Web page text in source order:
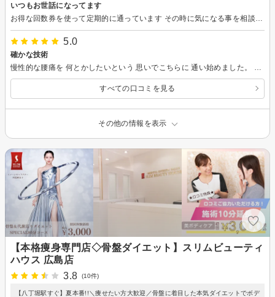
いつもお世話になってます
5.0
確かな技術
すべての口コミを見る
その他の情報を表示
【本格痩身専門店◇骨盤ダイエット】スリムビューティ
ハウス 広島店
3.8
(10件)
【八丁堀駅すぐ】夏本番!!＼痩せたい方大歓迎／骨盤に着目した本気ダイエットでボデ